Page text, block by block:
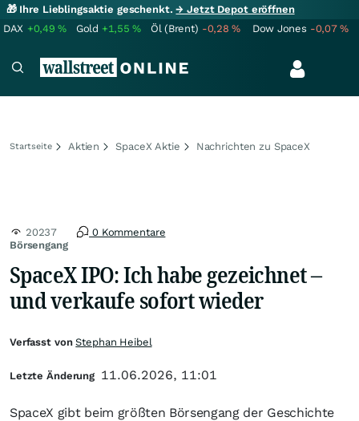
🎁 Ihre Lieblingsaktie geschenkt.→ Jetzt Depot eröffnen
DAX +0,49% Gold +1,55% Öl (Brent) -0,28% Dow Jones -0,07%
Startseite Aktien SpaceX Aktie Nachrichten zu SpaceX
Börsengang
20237 0 Kommentare
SpaceX IPO: Ich habe gezeichnet –
und verkaufe sofort wieder
SpaceX gibt beim größten Börsengang der Geschichte
Verfasst vonStephan Heibel
Letzte Änderung 11.06.2026, 11:01